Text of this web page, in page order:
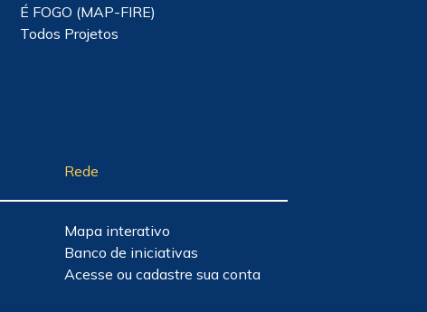
É FOGO (MAP-FIRE)
Todos Projetos
Rede
Mapa interativo
Banco de iniciativas
Acesse ou cadastre sua conta